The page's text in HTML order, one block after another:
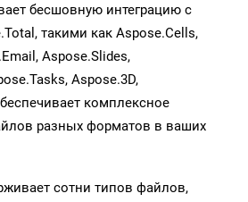
бесшовную интеграцию с
такими как Aspose.Cells,
Aspose.Slides,
Aspose.3D,
комплексное
разных форматов в ваших
сотни типов файлов,